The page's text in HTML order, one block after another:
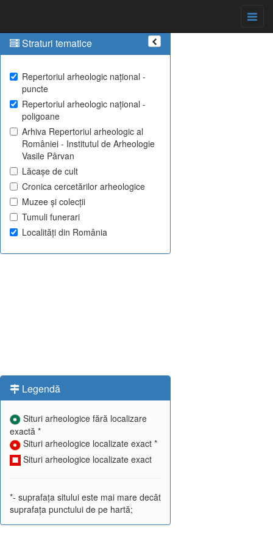
Straturi tematice
Repertoriul arheologic național -
puncte
Repertoriul arheologic național -
poligoane
Arhiva Repertoriul arheologic al
României - Institutul de Arheologie
Vasile Pârvan
Lăcașe de cult
Cronica cercetărilor arheologice
Muzee și colecții
Tumuli funerari
Localități din România
Legendă
Situri arheologice fără localizare
exactă *
Situri arheologice localizate exact *
Situri arheologice localizate exact
*- suprafața sitului este mai mare decât
suprafața punctului de pe hartă;